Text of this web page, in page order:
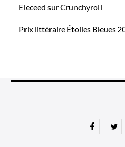
Eleceed sur Crunchyroll
Prix littéraire Étoiles Bleues
Facebook